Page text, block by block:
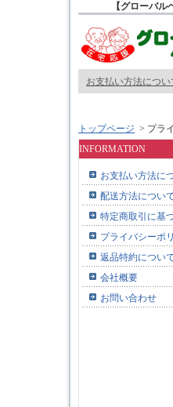
【グローバ
お支払い方法につい
トップページ > プラ
INFORMATION
お支払い方法に
配送方法につい
特定商取引に基
プライバシーポ
返品特約につい
会社概要
お問い合わせ